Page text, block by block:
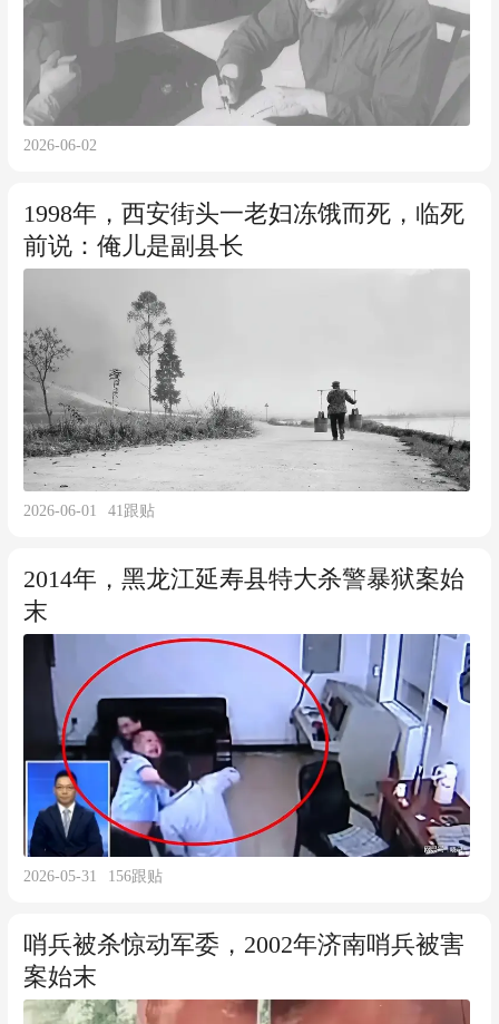
2026-06-02
1998年，西安街头一老妇冻饿而死，临死
前说：俺儿是副县长
2026-06-01 41跟贴
2014年，黑龙江延寿县特大杀警暴狱案始
末
2026-05-31 156跟贴
哨兵被杀惊动军委，2002年济南哨兵被害
案始末